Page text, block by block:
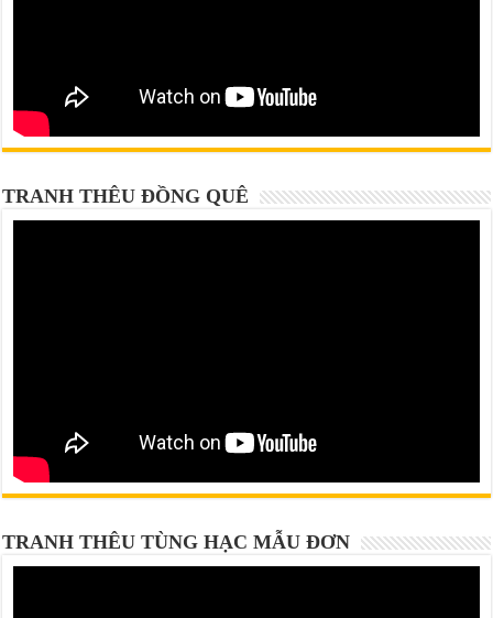
TRANH THÊU ĐỒNG QUÊ
TRANH THÊU TÙNG HẠC MẪU ĐƠN